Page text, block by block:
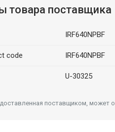
товара поставщика
IRF640NPBF
code IRF640NPBF
U-30325
поставщиком, может